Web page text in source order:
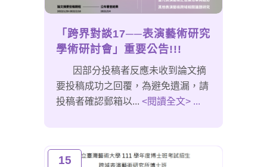
「跨界對談17──表演藝術研究
學術研討會」重要公告!!!
因部分投稿者反應未收到論文摘
要投稿成功之回覆，為避免遺漏，請
投稿者確認郵箱以... <閱讀全文> ...
15